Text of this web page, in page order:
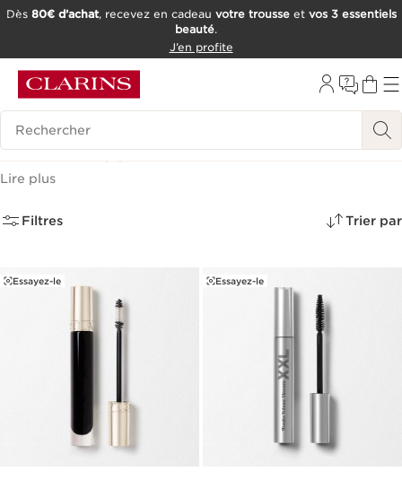
OUTIL D'ACCESSIBILITÉ
Dès 80€ d’achat, recevez en cadeau votre trousseet vos 3 essentiels
beauté.
J’en profite
Historique des recherches
Mascara (7)
Lire plus
Filtres Trier par
Essayez-le Essayez-le